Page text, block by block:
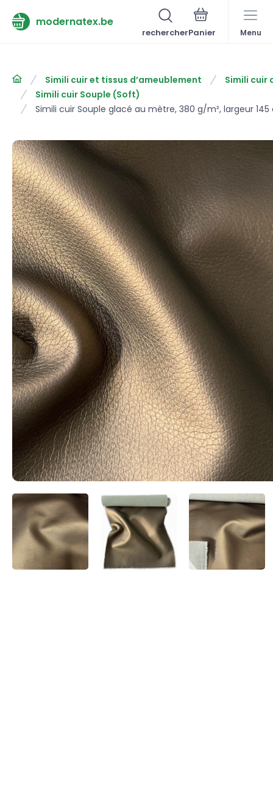
modernatex.be
rechercher Menu
Simili cuir et tissus d’ameublement
Simili cuir
Simili cuir Souple (Soft)
Simili cuir Souple glacé au mètre, 380 g/m², largeur